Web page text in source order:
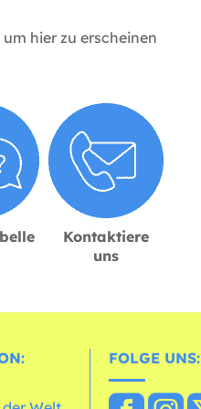
um hier zu erscheinen
Kontaktiere
uns
FOLGE UNS: